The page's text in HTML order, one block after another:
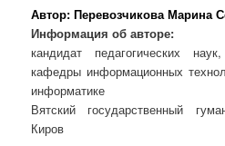
Автор: Перевозчикова Марина
Информация об авторе:
кандидат педагогических
кафедры информационных
информатике
Вятский государственный
Киров